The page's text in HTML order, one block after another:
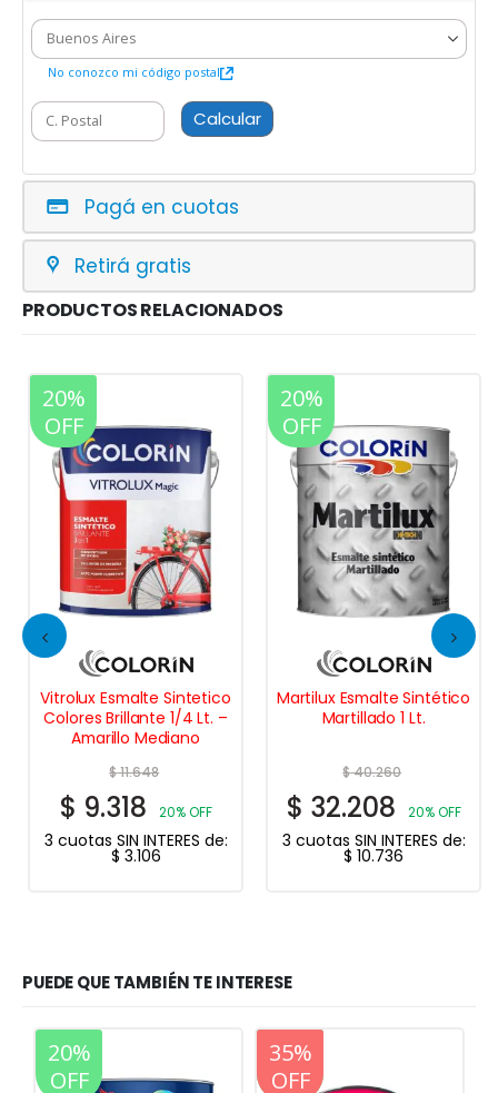
No conozco mi código postal
Calcular
Pagá en cuotas
Retirá gratis
PRODUCTOS RELACIONADOS
20%
OFF
Vitrolux Esmalte Sintetico
Colores Brillante 1/4 Lt. –
Amarillo Mediano
$11.648
$ 9.318 20% OFF
3 cuotas SIN INTERES de:
$ 3.106
20%
OFF
Martilux Esmalte Sintético
Martillado 1 Lt.
$40.260
$ 32.208 20% OFF
3 cuotas SIN INTERES de:
$ 10.736
PUEDE QUE TAMBIÉN TE INTERESE
20%
OFF
35%
OFF
20%
OFF